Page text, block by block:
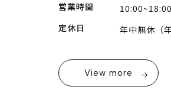
営業時間
10:00~18:00
定休日
年中無休（
View more